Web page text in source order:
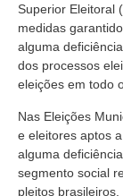
Superior Eleitoral
medidas
alguma
dos processos
eleições em todo
Nas Eleições
e eleitores aptos
alguma
segmento social
pleitos brasileiros.